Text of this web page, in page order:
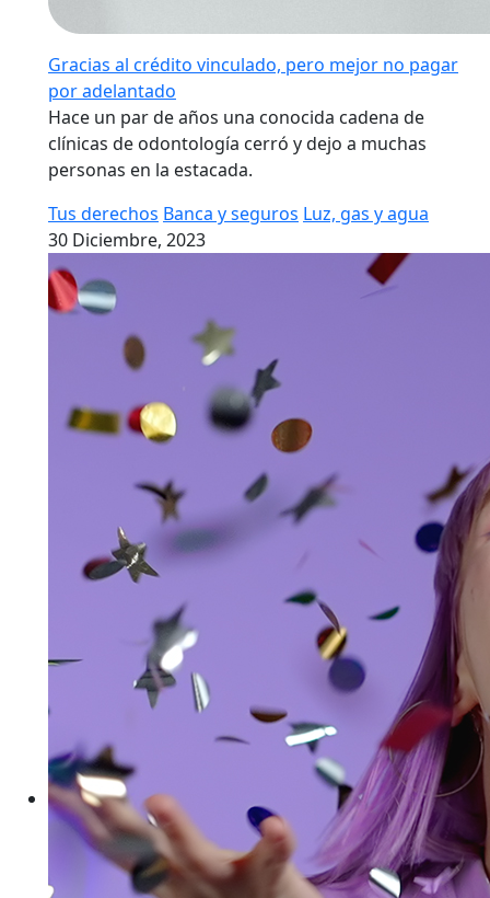
Gracias al crédito vinculado, pero mejor no pagar
por adelantado
Hace un par de años una conocida cadena de
clínicas de odontología cerró y dejo a muchas
personas en la estacada.
Tus derechos Banca y seguros Luz, gas y agua
30 Diciembre, 2023